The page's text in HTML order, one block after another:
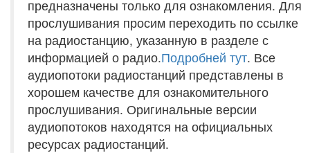
предназначены только для ознакомления. Для
прослушивания просим переходить по ссылке
на радиостанцию, указанную в разделе с
информацией о радио.Подробней тут. Все
аудиопотоки радиостанций представлены в
хорошем качестве для ознакомительного
прослушивания. Оригинальные версии
аудиопотоков находятся на официальных
ресурсах радиостанций.